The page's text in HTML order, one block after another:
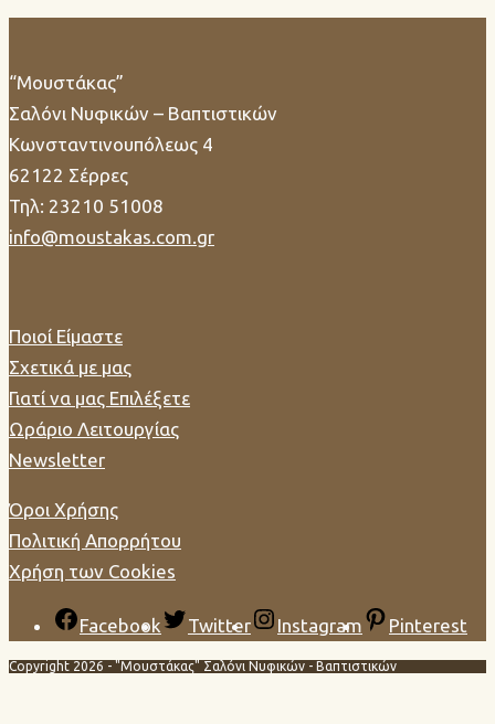
“Μουστάκας”
Σαλόνι Νυφικών – Βαπτιστικών
Κωνσταντινουπόλεως 4
62122 Σέρρες
Τηλ: 23210 51008
info@moustakas.com.gr
Ποιοί Είμαστε
Σχετικά με μας
Γιατί να μας Επιλέξετε
Ωράριο Λειτουργίας
Newsletter
Όροι Χρήσης
Πολιτική Απορρήτου
Χρήση των Cookies
Facebook Twitter Instagram Pinterest
Copyright 2026 - "Μουστάκας" Σαλόνι Νυφικών - Βαπτιστικών